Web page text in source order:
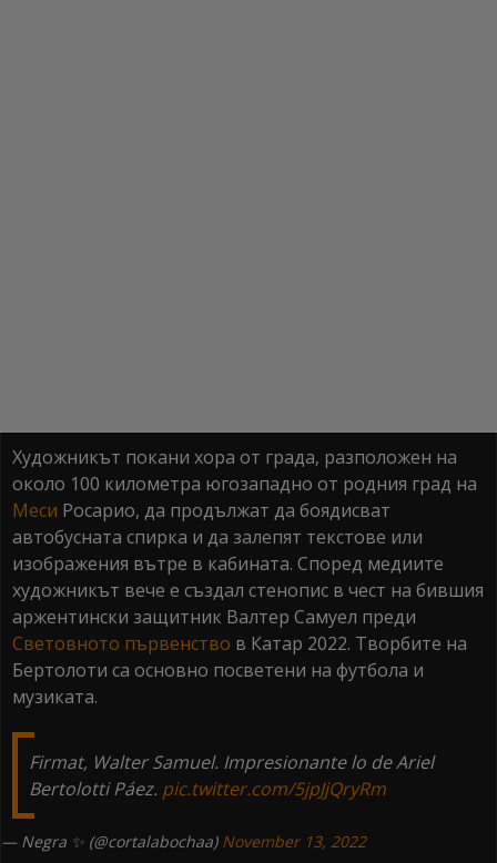
Художникът покани хора от града, разположен на
около 100 километра югозападно от родния град на
Меси Росарио, да продължат да боядисват
автобусната спирка и да залепят текстове или
изображения вътре в кабината. Според медиитe
художникът вече е създал стенопис в чест на бившия
аржентински защитник Валтер Самуел преди
Световното първенство в Катар 2022. Творбите на
Бертолоти са основно посветени на футбола и
музиката.
Firmat, Walter Samuel. Impresionante lo de Ariel
Bertolotti Páez. pic.twitter.com/5jpJjQryRm
— Negra ✨ (@cortalabochaa) November 13, 2022